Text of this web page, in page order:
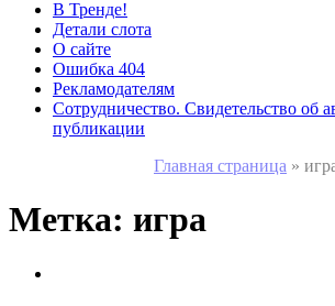
В Тренде!
Детали слота
О сайте
Ошибка 404
Рекламодателям
Сотрудничество. Свидетельство об
публикации
Главная страница »
Метка: игра